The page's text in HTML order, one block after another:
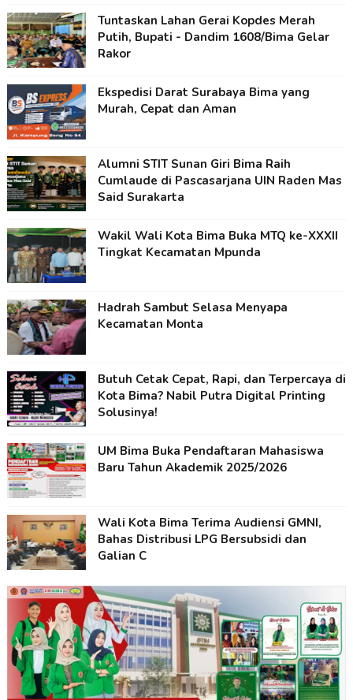
Tuntaskan Lahan Gerai Kopdes Merah
Putih, Bupati - Dandim 1608/Bima Gelar
Rakor
Ekspedisi Darat Surabaya Bima yang
Murah, Cepat dan Aman
Alumni STIT Sunan Giri Bima Raih
Cumlaude di Pascasarjana UIN Raden Mas
Said Surakarta
Wakil Wali Kota Bima Buka MTQ ke-XXXII
Tingkat Kecamatan Mpunda
Hadrah Sambut Selasa Menyapa
Kecamatan Monta
Butuh Cetak Cepat, Rapi, dan Terpercaya di
Kota Bima? Nabil Putra Digital Printing
Solusinya!
UM Bima Buka Pendaftaran Mahasiswa
Baru Tahun Akademik 2025/2026
Wali Kota Bima Terima Audiensi GMNI,
Bahas Distribusi LPG Bersubsidi dan
Galian C